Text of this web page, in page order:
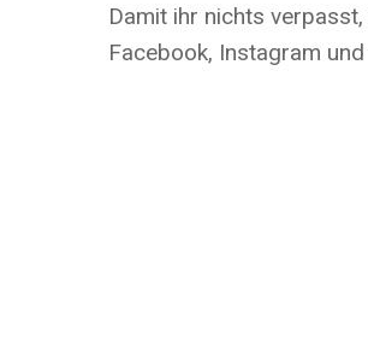
Damit ihr nichts
Facebook, Instagram und